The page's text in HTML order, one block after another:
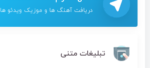
دریافت آهنگ ها و موزیک ویدئو ها
تبلیغات متنی